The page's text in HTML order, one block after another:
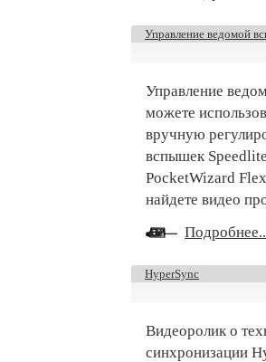
Управление ведомой
Управление
можете
вручную
вспышек
PocketWizard
найдете видео
HyperSync
Видеоролик о
синхронизации